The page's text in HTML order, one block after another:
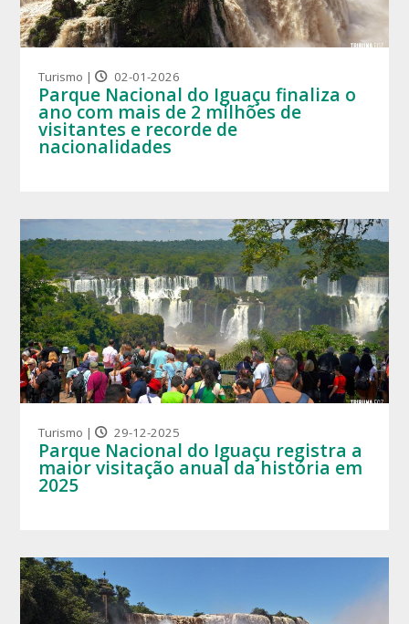
Turismo | 02-01-2026
Parque Nacional do Iguaçu finaliza o
ano com mais de 2 milhões de
visitantes e recorde de
nacionalidades
Turismo | 29-12-2025
Parque Nacional do Iguaçu registra a
maior visitação anual da história em
2025